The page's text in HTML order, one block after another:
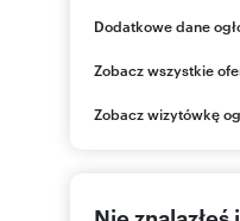
Dodatkowe dane
Olsztyn
PL
Zobacz wszystkie
Zobacz wizytówkę